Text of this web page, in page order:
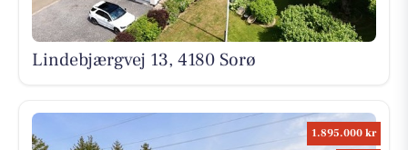
Lindebjærgvej 13, 4180 Sorø
1.895.000 kr